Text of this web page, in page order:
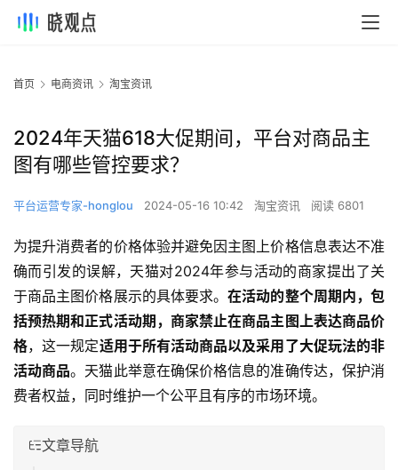
首页 电商资讯 淘宝资讯
2024年天猫618大促期间，平台对商品主
图有哪些管控要求？
平台运营专家-honglou 2024-05-16 10:42 淘宝资讯 阅读 6801
为提升消费者的价格体验并避免因主图上价格信息表达不准
确而引发的误解，天猫对2024年参与活动的商家提出了关
于商品主图价格展示的具体要求。在活动的整个周期内，包
括预热期和正式活动期，商家禁止在商品主图上表达商品价
格，这一规定适用于所有活动商品以及采用了大促玩法的非
活动商品。天猫此举意在确保价格信息的准确传达，保护消
费者权益，同时维护一个公平且有序的市场环境。
文章导航